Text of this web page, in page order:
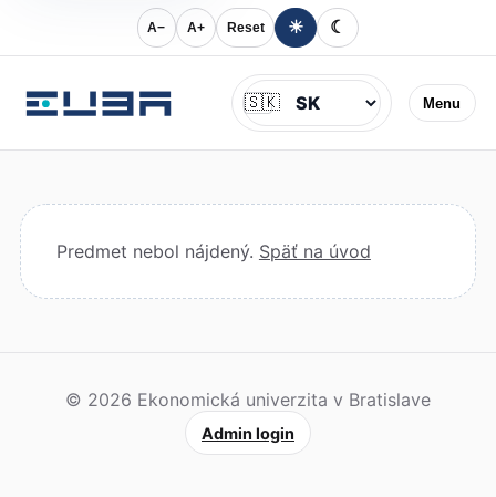
A− A+ Reset ☀ ☾
Menu
Jazyk
🇸🇰
Predmet nebol nájdený. Späť na úvod
© 2026 Ekonomická univerzita v Bratislave
Admin login